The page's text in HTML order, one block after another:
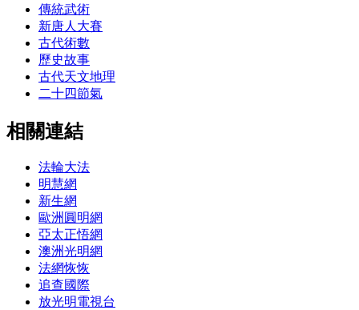
傳統武術
新唐人大賽
古代術數
歷史故事
古代天文地理
二十四節氣
相關連結
法輪大法
明慧網
新生網
歐洲圓明網
亞太正悟網
澳洲光明網
法網恢恢
追查國際
放光明電視台